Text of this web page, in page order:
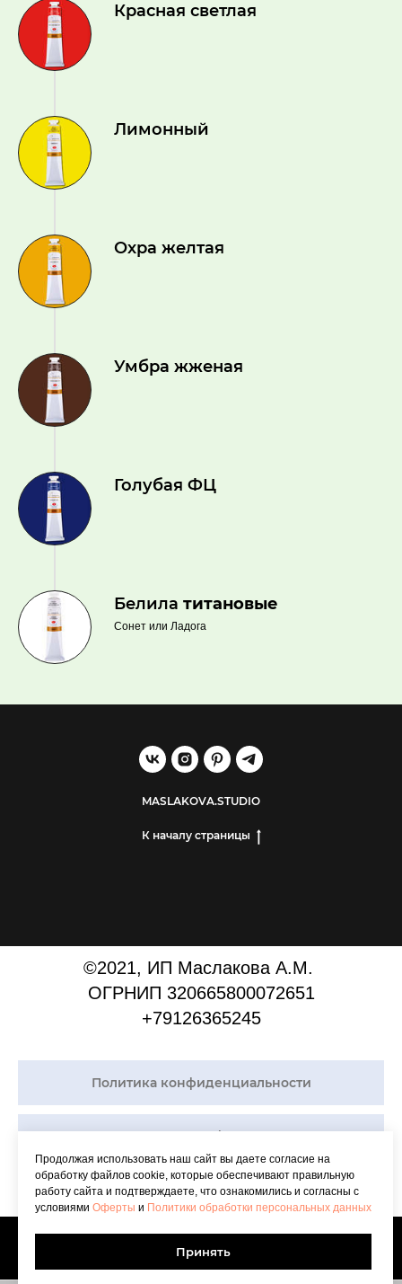
Продолжая использовать наш сайт вы даете согласие на
обработку файлов cookie, которые обеспечивают правильную
работу сайта и подтверждаете, что ознакомились и согласны с
условиями Оферты и Политики обработки персональных данных
Принять
Красная светлая
Лимонный
Охра желтая
Умбра жженая
Голубая ФЦ
Белила титановые
Сонет или Ладога
MASLAKOVA.STUDIO
К началу страницы
©2021, ИП Маслакова А.М.
ОГРНИП 320665800072651
+79126365245
Политика конфиденциальности
Договор Оферты
Tilda